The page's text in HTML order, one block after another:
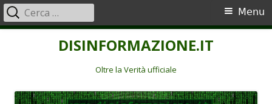
DISINFORMAZIONE.IT
Oltre la Verità ufficiale
Menu
principale
Menu
Ricerca
per: